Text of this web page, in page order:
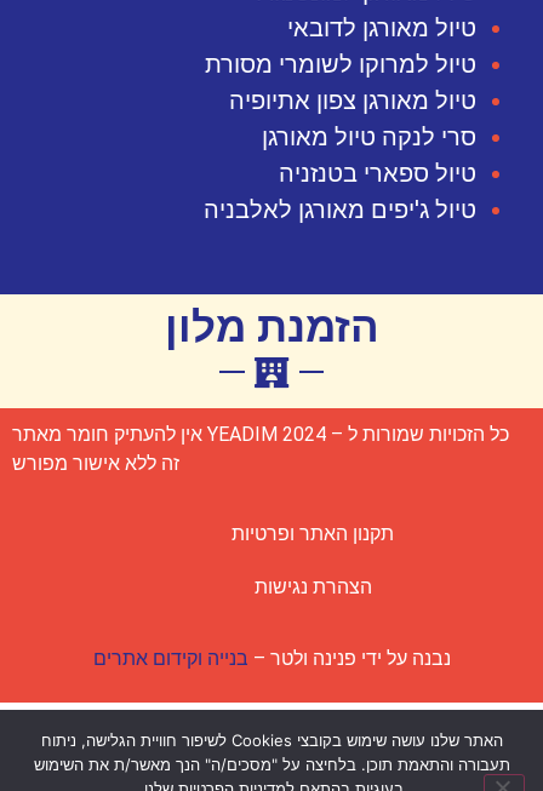
טיול מאורגן לדובאי
טיול למרוקו לשומרי מסורת
טיול מאורגן צפון אתיופיה
סרי לנקה טיול מאורגן
טיול ספארי בטנזניה
טיול ג'יפים מאורגן לאלבניה
הזמנת מלון
כל הזכויות שמורות ל – YEADIM 2024 אין להעתיק חומר מאתר
זה ללא אישור מפורש
תקנון האתר ופרטיות
הצהרת נגישות
נבנה על ידי פנינה ולטר – בנייה וקידום אתרים
האתר שלנו עושה שימוש בקובצי Cookies לשיפור חוויית הגלישה, ניתוח
תעבורה והתאמת תוכן. בלחיצה על "מסכים/ה" הנך מאשר/ת את השימוש